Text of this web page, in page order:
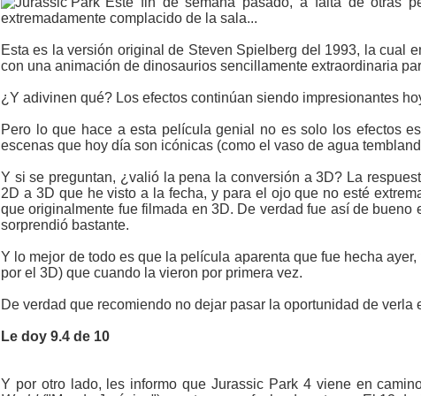
extremadamente complacido de la sala...
Esta es la versión original de Steven Spielberg del 1993, la cual
con una animación de dinosaurios sencillamente extraordinaria
¿Y adivinen qué? Los efectos continúan siendo impresionantes
Pero lo que hace a esta película genial no es solo los efectos
escenas que hoy día son icónicas (como el vaso de agua
Y si se preguntan, ¿valió la pena la conversión a 3D? La
2D a 3D que he visto a la fecha, y para el ojo que no esté
que originalmente fue filmada en 3D. De verdad fue así de
sorprendió bastante.
Y lo mejor de todo es que la película aparenta que fue hecha
por el 3D) que cuando la vieron por primera vez.
De verdad que recomiendo no dejar pasar la oportunidad de verla
Le doy 9.4 de 10
Y por otro lado, les informo que Jurassic Park 4 viene en